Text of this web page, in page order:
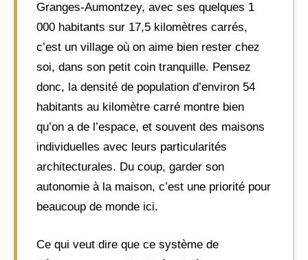
Granges-Aumontzey, avec ses quelques 1
000 habitants sur 17,5 kilomètres carrés,
c’est un village où on aime bien rester chez
soi, dans son petit coin tranquille. Pensez
donc, la densité de population d’environ 54
habitants au kilomètre carré montre bien
qu’on a de l’espace, et souvent des maisons
individuelles avec leurs particularités
architecturales. Du coup, garder son
autonomie à la maison, c’est une priorité pour
beaucoup de monde ici.
Ce qui veut dire que ce système de